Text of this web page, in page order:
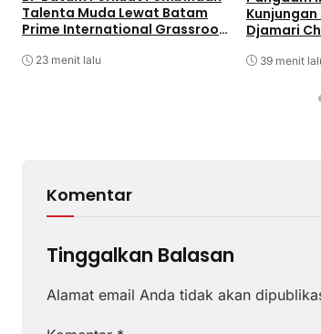
Talenta Muda Lewat Batam
Prime International Grassroot
23 menit lalu
Djamari
39 menit
Komentar
Tinggalkan Balasan
Alamat email Anda tidak akan